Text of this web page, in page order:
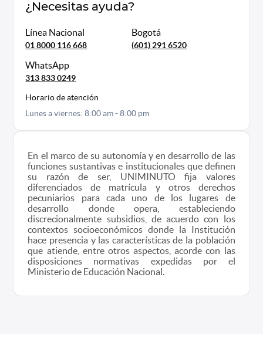
¿Necesitas ayuda?
Línea Nacional
01 8000 116 668
Bogotá
(601) 291 6520
WhatsApp
313 833 0249
Horario de atención
Lunes a viernes: 8:00 am - 8:00 pm
En el marco de su autonomía y en desarrollo de las
funciones sustantivas e institucionales que definen
su razón de ser, UNIMINUTO fija valores
diferenciados de matrícula y otros derechos
pecuniarios para cada uno de los lugares de
desarrollo donde opera, estableciendo
discrecionalmente subsidios, de acuerdo con los
contextos socioeconómicos donde la Institución
hace presencia y las características de la población
que atiende, entre otros aspectos, acorde con las
disposiciones normativas expedidas por el
Ministerio de Educación Nacional.